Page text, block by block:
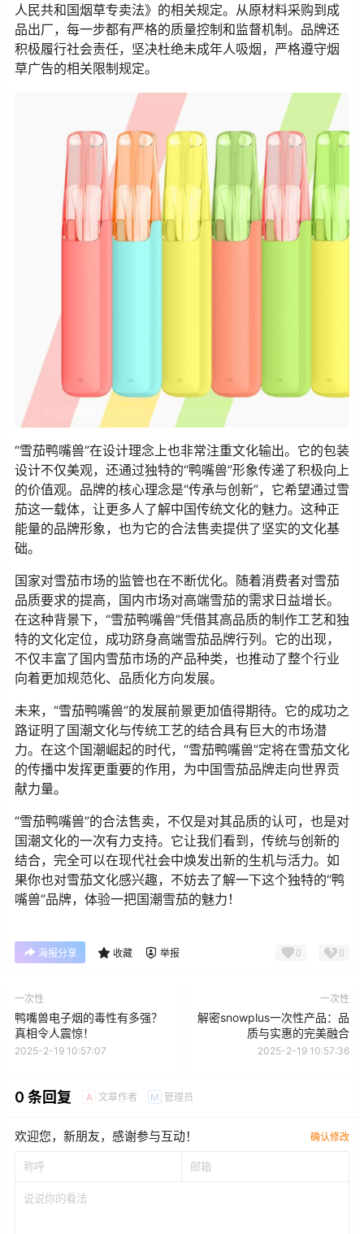
人民共和国烟草专卖法》的相关规定。从原材料采购到成
品出厂，每一步都有严格的质量控制和监督机制。品牌还
积极履行社会责任，坚决杜绝未成年人吸烟，严格遵守烟
草广告的相关限制规定。
“雪茄鸭嘴兽”在设计理念上也非常注重文化输出。它的包装
设计不仅美观，还通过独特的“鸭嘴兽”形象传递了积极向上
的价值观。品牌的核心理念是“传承与创新”，它希望通过雪
茄这一载体，让更多人了解中国传统文化的魅力。这种正
能量的品牌形象，也为它的合法售卖提供了坚实的文化基
础。
国家对雪茄市场的监管也在不断优化。随着消费者对雪茄
品质要求的提高，国内市场对高端雪茄的需求日益增长。
在这种背景下，“雪茄鸭嘴兽”凭借其高品质的制作工艺和独
特的文化定位，成功跻身高端雪茄品牌行列。它的出现，
不仅丰富了国内雪茄市场的产品种类，也推动了整个行业
向着更加规范化、品质化方向发展。
未来，“雪茄鸭嘴兽”的发展前景更加值得期待。它的成功之
路证明了国潮文化与传统工艺的结合具有巨大的市场潜
力。在这个国潮崛起的时代，“雪茄鸭嘴兽”定将在雪茄文化
的传播中发挥更重要的作用，为中国雪茄品牌走向世界贡
献力量。
“雪茄鸭嘴兽”的合法售卖，不仅是对其品质的认可，也是对
国潮文化的一次有力支持。它让我们看到，传统与创新的
结合，完全可以在现代社会中焕发出新的生机与活力。如
果你也对雪茄文化感兴趣，不妨去了解一下这个独特的“鸭
嘴兽”品牌，体验一把国潮雪茄的魅力！
海报分享 收藏 举报 0 0
一次性
鸭嘴兽电子烟的毒性有多强？
真相令人震惊！
2025-2-19 10:57:07
一次性
解密snowplus一次性产品：品
质与实惠的完美融合
2025-2-19 10:57:36
0 条回复 A 文章作者 M 管理员
欢迎您，新朋友，感谢参与互动！ 确认修改